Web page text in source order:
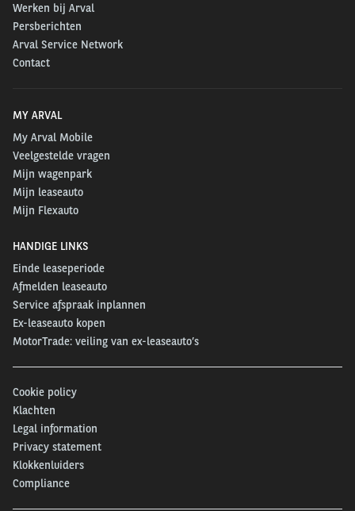
Werken bij Arval
Persberichten
Arval Service Network
Contact
MY ARVAL
My Arval Mobile
Veelgestelde vragen
Mijn wagenpark
Mijn leaseauto
Mijn Flexauto
HANDIGE LINKS
Einde leaseperiode
Afmelden leaseauto
Service afspraak inplannen
Ex-leaseauto kopen
MotorTrade: veiling van ex-leaseauto’s
Cookie policy
Klachten
Legal information
Privacy statement
Klokkenluiders
Compliance